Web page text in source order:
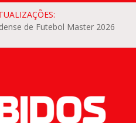
de Futebol Master 2026